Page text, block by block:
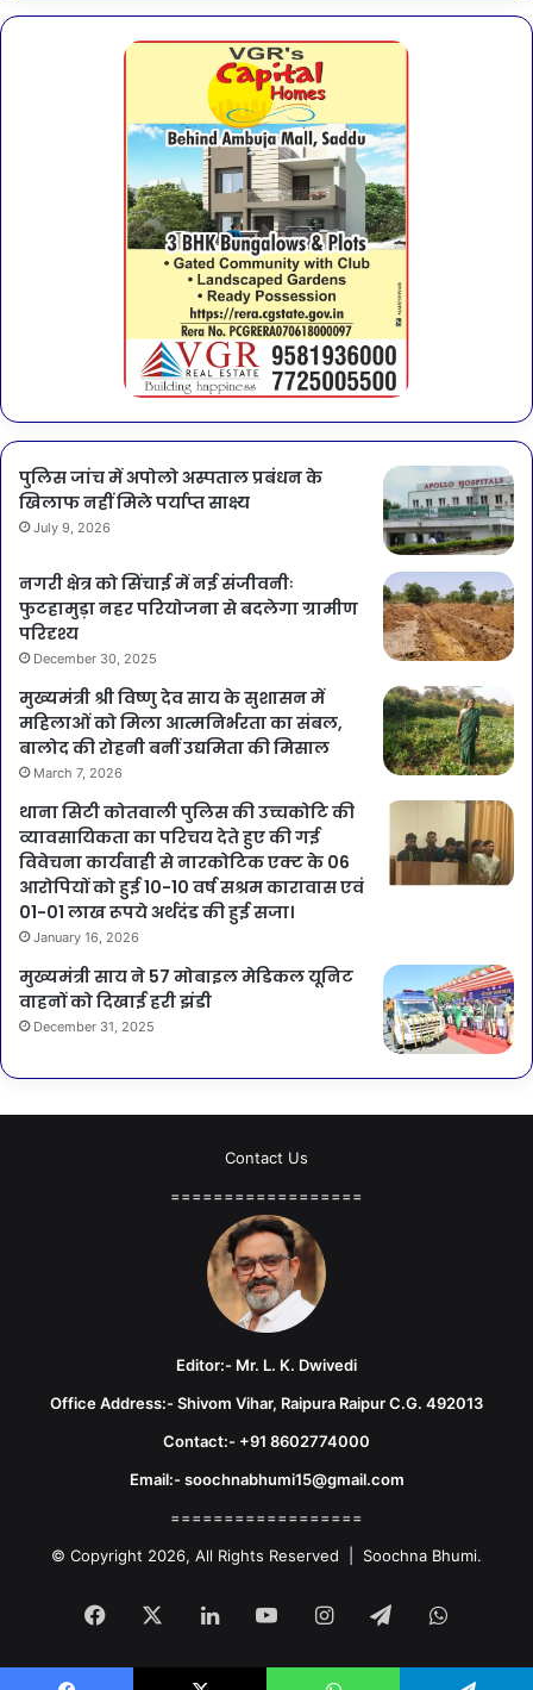
पुलिस जांच में अपोलो अस्पताल प्रबंधन के
खिलाफ नहीं मिले पर्याप्त साक्ष्य
July 9, 2026
नगरी क्षेत्र को सिंचाई में नई संजीवनीः
फुटहामुड़ा नहर परियोजना से बदलेगा ग्रामीण
परिदृश्य
December 30, 2025
मुख्यमंत्री श्री विष्णु देव साय के सुशासन में
महिलाओं को मिला आत्मनिर्भरता का संबल,
बालोद की रोहनी बनीं उद्यमिता की मिसाल
March 7, 2026
थाना सिटी कोतवाली पुलिस की उच्चकोटि की
व्यावसायिकता का परिचय देते हुए की गई
विवेचना कार्यवाही से नारकोटिक एक्ट के 06
आरोपियों को हुई 10-10 वर्ष सश्रम कारावास एवं
01-01 लाख रूपये अर्थदंड की हुई सजा।
January 16, 2026
मुख्यमंत्री साय ने 57 मोबाइल मेडिकल यूनिट
वाहनों को दिखाई हरी झंडी
December 31, 2025
Contact Us
==================
Editor:- Mr. L. K. Dwivedi
Office Address:- Shivom Vihar, Raipura Raipur C.G. 492013
Contact:- +91 8602774000
Email:- soochnabhumi15@gmail.com
==================
© Copyright 2026, All Rights Reserved | Soochna Bhumi.
Facebook LinkedInYouTubeInstagram
Telegram